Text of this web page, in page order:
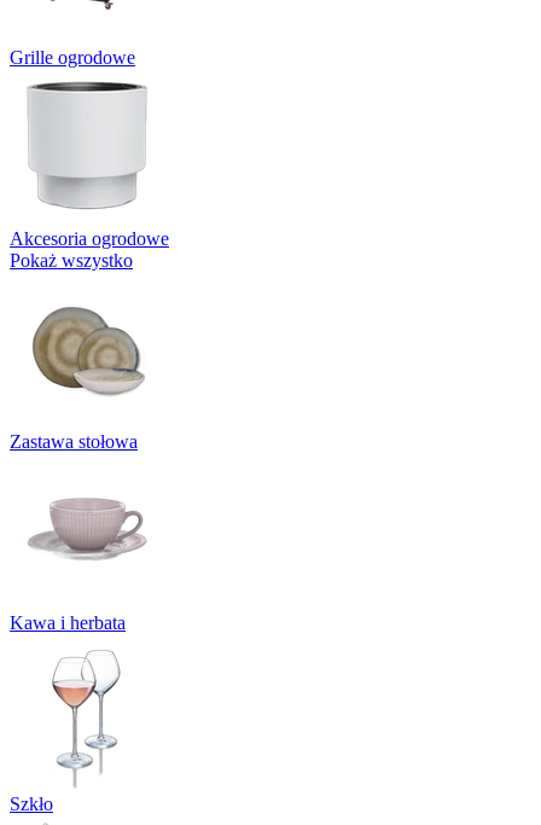
Grille ogrodowe
Akcesoria ogrodowe
Pokaż wszystko
Zastawa stołowa
Kawa i herbata
Szkło